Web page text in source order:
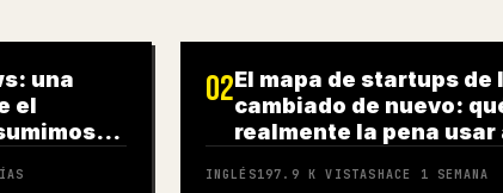
una
el
02El mapa de startups de
cambiado de nuevo:
realmente la pena usar
INGLÉS197.9 K VISTASHACE 1 SEMANA